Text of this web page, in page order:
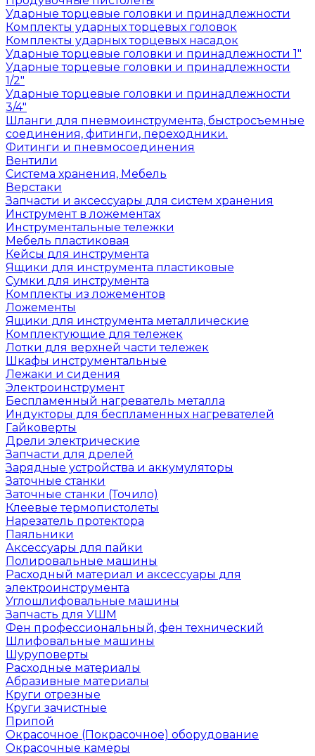
Ударные торцевые головки и принадлежности
Комплекты ударных торцевых головок
Комплекты ударных торцевых насадок
Ударные торцевые головки и принадлежности 1"
Ударные торцевые головки и принадлежности
1/2"
Ударные торцевые головки и принадлежности
3/4"
Шланги для пневмоинструмента, быстросъемные
соединения, фитинги, переходники.
Фитинги и пневмосоединения
Вентили
Система хранения, Мебель
Верстаки
Запчасти и аксессуары для систем хранения
Инструмент в ложементах
Инструментальные тележки
Мебель пластиковая
Кейсы для инструмента
Ящики для инструмента пластиковые
Сумки для инструмента
Комплекты из ложементов
Ложементы
Ящики для инструмента металлические
Комплектующие для тележек
Лотки для верхней части тележек
Шкафы инструментальные
Лежаки и сидения
Электроинструмент
Беспламенный нагреватель металла
Индукторы для беспламенных нагревателей
Гайковерты
Дрели электрические
Запчасти для дрелей
Зарядные устройства и аккумуляторы
Заточные станки
Заточные станки (Точило)
Клеевые термопистолеты
Нарезатель протектора
Паяльники
Аксессуары для пайки
Полировальные машины
Расходный материал и аксессуары для
электроинструмента
Углошлифовальные машины
Запчасть для УШМ
Фен профессиональный, фен технический
Шлифовальные машины
Шуруповерты
Расходные материалы
Абразивные материалы
Круги отрезные
Круги зачистные
Припой
Окрасочное (Покрасочное) оборудование
Окрасочные камеры